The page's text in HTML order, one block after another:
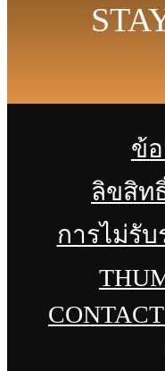
ข้
ลิขสิท
การไม่รับ